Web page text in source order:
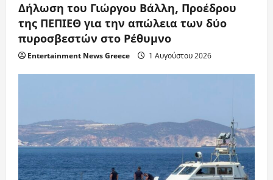
Δήλωση του Γιώργου Βάλλη, Προέδρου
της ΠΕΠΙΕΘ για την απώλεια των δύο
πυροσβεστών στο Ρέθυμνο
Entertainment News Greece 1 Αυγούστου 2026